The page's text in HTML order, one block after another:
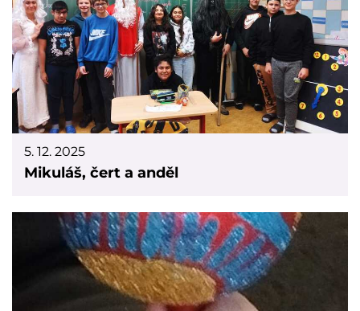
5. 12. 2025
Mikuláš, čert a anděl